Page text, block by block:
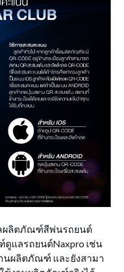
ผลิตภัณฑ์สีพ่นรถยนต์
แลรถยนต์Naxpro เช่น
นผลิตภัณฑ์ และยังสามา